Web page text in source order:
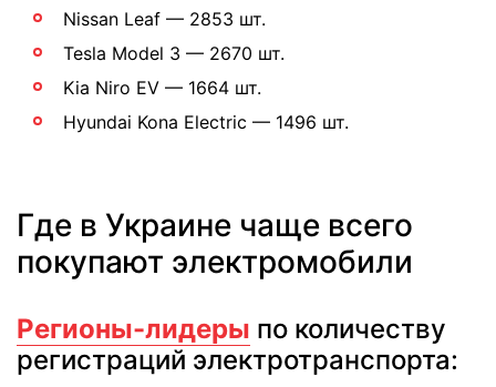
Nissan Leaf — 2853 шт.
Tesla Model 3 — 2670 шт.
Kia Niro EV — 1664 шт.
Hyundai Kona Electric — 1496 шт.
Где в Украине чаще всего
покупают электромобили
Регионы-лидеры по количеству
регистраций электротранспорта: